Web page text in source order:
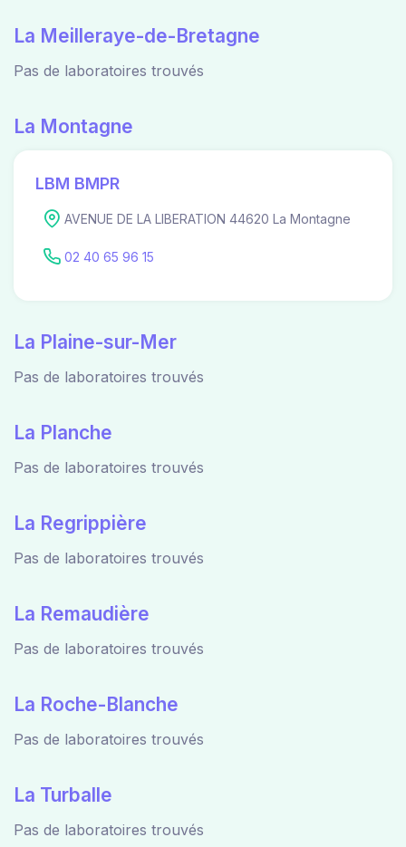
La Meilleraye-de-Bretagne
Pas de laboratoires trouvés
La Montagne
LBM BMPR
AVENUE DE LA LIBERATION 44620 La Montagne
02 40 65 96 15
La Plaine-sur-Mer
Pas de laboratoires trouvés
La Planche
Pas de laboratoires trouvés
La Regrippière
Pas de laboratoires trouvés
La Remaudière
Pas de laboratoires trouvés
La Roche-Blanche
Pas de laboratoires trouvés
La Turballe
Pas de laboratoires trouvés